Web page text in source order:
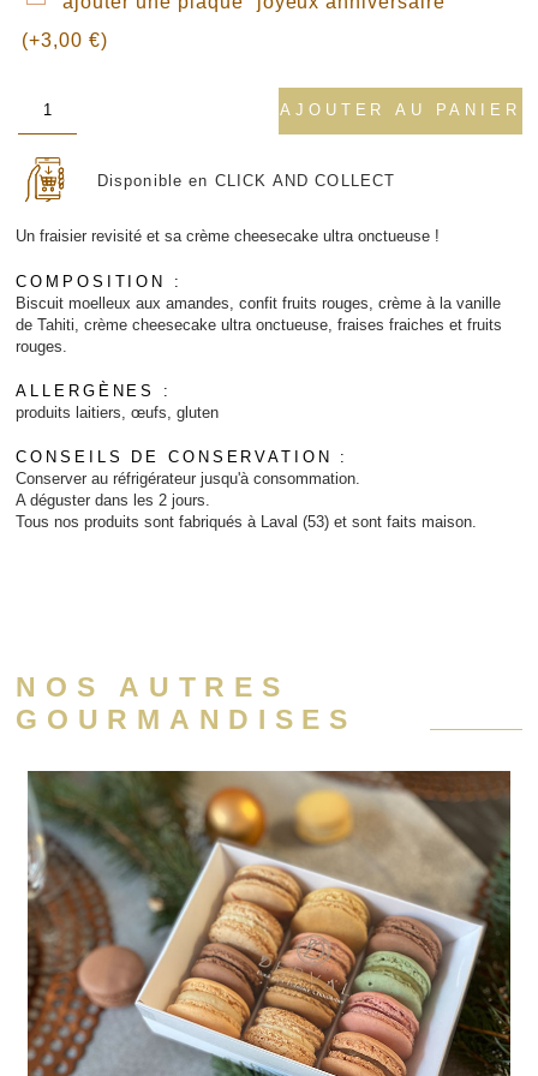
Disponible en CLICK AND COLLECT
Un fraisier revisité et sa crème cheesecake ultra onctueuse !
COMPOSITION :
Biscuit moelleux aux amandes, confit fruits rouges, crème à la vanille
de Tahiti, crème cheesecake ultra onctueuse, fraises fraiches et fruits
rouges.
ALLERGÈNES :
produits laitiers, œufs, gluten
CONSEILS DE CONSERVATION :
Conserver au réfrigérateur jusqu'à consommation.
A déguster dans les 2 jours.
Tous nos produits sont fabriqués à Laval (53) et sont faits maison.
(+3,00€)
quantité
amour
de
fraise
AJOUTER AU PANIER
NOS AUTRES
GOURMANDISES